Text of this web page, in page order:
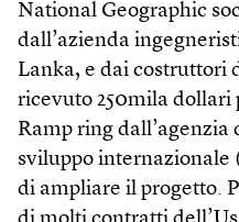
National Geographic
dall’azienda
Lanka, e dai costruttori
ricevuto 250mila dollari
Ramp ring
sviluppo internazionale
di ampliare il progetto.